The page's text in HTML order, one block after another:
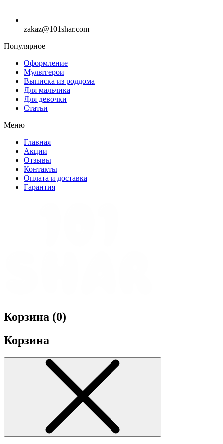
zakaz@101shar.com
Популярное
Оформление
Мультгерои
Выписка из роддома
Для мальчика
Для девочки
Статьи
Меню
Главная
Акции
Отзывы
Контакты
Оплата и доставка
Гарантия
Корзина (0)
Корзина